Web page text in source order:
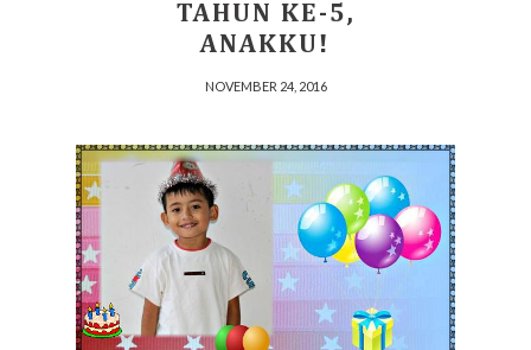
TAHUN KE-5,
ANAKKU!
NOVEMBER 24, 2016